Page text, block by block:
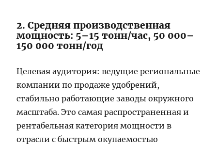
2. Средняя производственная
мощность: 5–15 тонн/час, 50 000–
150 000 тонн/год
Целевая аудитория: ведущие региональные
компании по продаже удобрений,
стабильно работающие заводы окружного
масштаба. Это самая распространенная и
рентабельная категория мощности в
отрасли с быстрым окупаемостью